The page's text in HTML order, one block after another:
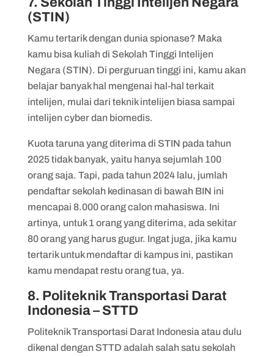
(STIN)
Kamu tertarik dengan dunia spionase? Maka
kamu bisa kuliah di Sekolah Tinggi Intelijen
Negara (STIN). Di perguruan tinggi ini, kamu akan
belajar banyak hal mengenai hal-hal terkait
intelijen, mulai dari teknik intelijen biasa sampai
intelijen cyber dan biomedis.
Kuota taruna yang diterima di STIN pada tahun
2025 tidak banyak, yaitu hanya sejumlah 100
orang saja. Tapi, pada tahun 2024 lalu, jumlah
pendaftar sekolah kedinasan di bawah BIN ini
mencapai 8.000 orang calon mahasiswa. Ini
artinya, untuk 1 orang yang diterima, ada sekitar
80 orang yang harus gugur. Ingat juga, jika kamu
tertarik untuk mendaftar di kampus ini, pastikan
kamu mendapat restu orang tua, ya.
8. Politeknik Transportasi Darat
Indonesia – STTD
Politeknik Transportasi Darat Indonesia atau dulu
dikenal dengan STTD adalah salah satu sekolah